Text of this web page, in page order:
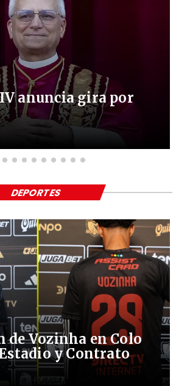
anuncia gira por
de Vozinha en Colo
y Contrato
DEPORTES